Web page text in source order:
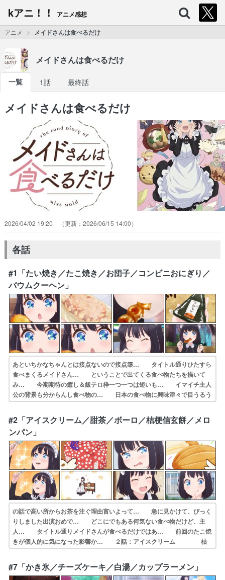
kアニ！！ アニメ感想
アニメ メイドさんは食べるだけ
メイドさんは食べるだけ
一覧 1話 最終話
メイドさんは食べるだけ
2026/04/02 19:20 2026/06/15 14:00
各話
#1「たい焼き／たこ焼き／お団子／コンビニおにぎり／
バウムクーヘン」
あといちかなちゃんとは接点ないので接点築… タイトル通りひたすら
食べまくるメイドさん… ということで出てくる食べ物たちを描いて
み… 今期期待の癒し＆飯テロ枠一つ一つは短いも… イマイチ主人
公の背景も分からんし食べ物の… 日本の食べ物に興味津々で目うるう
る輝かせ… コレは自分好みの作品でしたね～♫タイトル… 今期の
ゆるっと楽しむ枠本当にただメイドさ… 登場メインキャラのうち、あ
なたの推しはど… たい焼きを尻尾から食べるのはいいけどたこ…
#2「アイスクリーム／甜茶／ボーロ／桔梗信玄餅／メロ
ンパン」
の話で高い所からお茶を注ぐ理由言いよって… 急に見かけて、びっく
りしました出演おめで… どこにでもある何気ない食べ物だけど、主
人… タイトル通りメイドさんが食べるだけではあ… 前回のたこ焼
きが個人的に気になった影響か… ２話：アイスクリーム 桔
梗信玄餅… メロンパンの形がはじめアーモンド型だった… セリフ
はありませんでしたが、サクッとした… ・チョコミントは正義・メイ
ドさんによる紅… 頻繁に入るスズメのナレーションなかなかう…
#7「かき氷／チーズケーキ／白湯／カップラーメン」